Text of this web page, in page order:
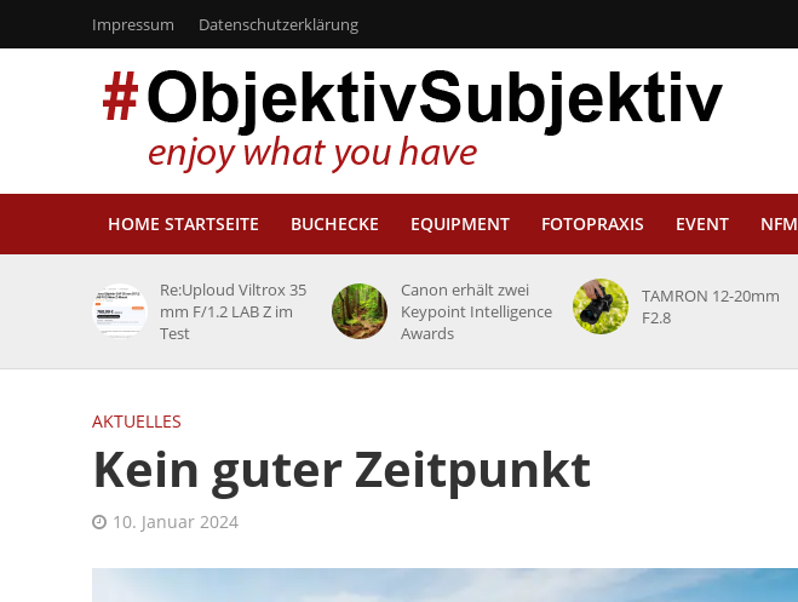
Impressum Datenschutzerklärung
HOME STARTSEITE BUCHECKE EQUIPMENT FOTOPRAXIS EVENT NFM
Re:Uploud Viltrox 35
mm F/1.2 LAB Z im
Test
Canon erhält zwei
Keypoint Intelligence
Awards
TAMRON 12-20mm
F2.8
AKTUELLES
Kein guter Zeitpunkt
10. Januar 2024